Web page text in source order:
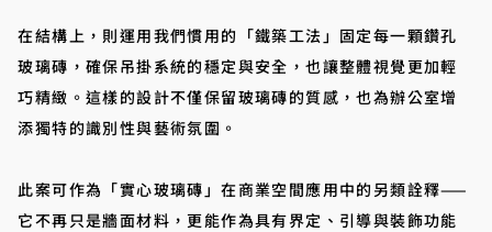
在結構上，則運用我們慣用的「鐵築工法」固定每一顆鑽孔
玻璃磚，確保吊掛系統的穩定與安全，也讓整體視覺更加輕
巧精緻。這樣的設計不僅保留玻璃磚的質感，也為辦公室增
添獨特的識別性與藝術氛圍。
此案可作為「實心玻璃磚」在商業空間應用中的另類詮釋——
它不再只是牆面材料，更能作為具有界定、引導與裝飾功能